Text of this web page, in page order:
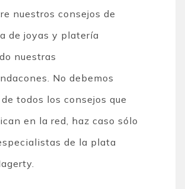
nuestros consejos de
de joyas y platería
nuestras
No debemos
todos los consejos que
en la red, haz caso sólo
de la plata